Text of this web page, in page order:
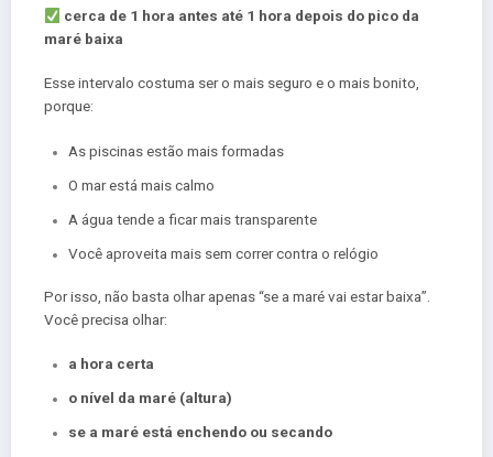
cerca de 1 hora antes até 1 hora depois do pico da
maré baixa
Esse intervalo costuma ser o mais seguro e o mais bonito,
porque:
As piscinas estão mais formadas
O mar está mais calmo
A água tende a ficar mais transparente
Você aproveita mais sem correr contra o relógio
Por isso, não basta olhar apenas “se a maré vai estar baixa”.
Você precisa olhar:
a hora certa
o nível da maré (altura)
se a maré está enchendo ou secando